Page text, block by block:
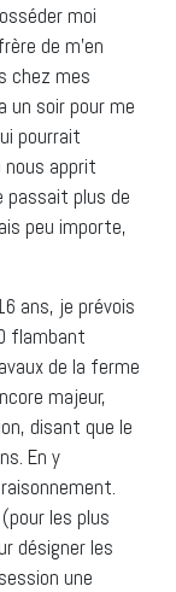
moi
de m’en
chez mes
un soir pour me
pourrait
apprit
passait plus de
peu importe,
ans, je prévois
flambant
de la ferme
majeur,
disant que le
En y
les plus
désigner les
une